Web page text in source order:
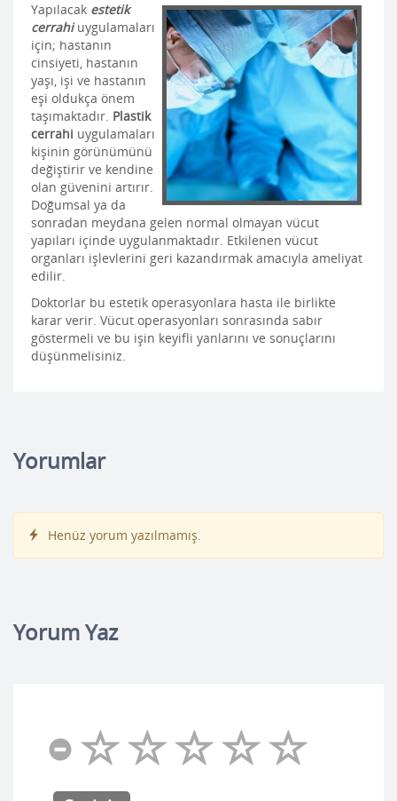
Yapılacak estetik
cerrahiuygulamaları
için; hastanın
cinsiyeti, hastanın
yaşı, işi ve hastanın
eşi oldukça önem
taşımaktadır. Plastik
cerrahi uygulamaları
kişinin görünümünü
değiştirir ve kendine
olan güvenini artırır.
Doğumsal ya da
sonradan meydana gelen normal olmayan vücut
yapıları içinde uygulanmaktadır. Etkilenen vücut
organları işlevlerini geri kazandırmak amacıyla ameliyat
edilir.
Doktorlar bu estetik operasyonlara hasta ile birlikte
karar verir. Vücut operasyonları sonrasında sabır
göstermeli ve bu işin keyifli yanlarını ve sonuçlarını
düşünmelisiniz.
Yorumlar
Henüz yorum yazılmamış.
Yorum Yaz